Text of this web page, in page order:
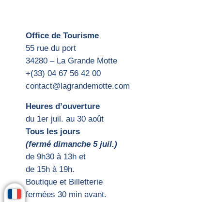
Office de Tourisme
55 rue du port
34280 – La Grande Motte
+(33) 04 67 56 42 00
contact@lagrandemotte.com
Heures d’ouverture
du 1er juil. au 30 août
Tous les jours
(fermé dimanche 5 juil.)
de 9h30 à 13h et
de 15h à 19h.
Boutique et Billetterie
fermées 30 min avant.